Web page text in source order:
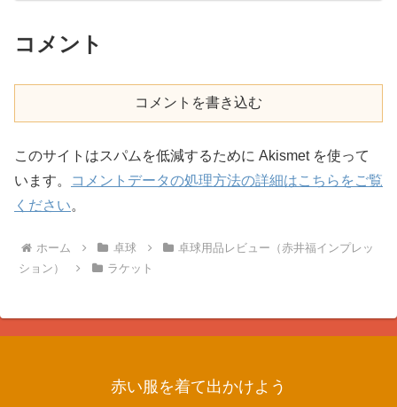
コメント
コメントを書き込む
このサイトはスパムを低減するために Akismet を使って
います。
コメントデータの処理方法の詳細はこちらをご覧
ください。
ホーム 卓球
卓球用品レビュー（赤井福インプレッ
ション）
ラケット
赤い服を着て出かけよう